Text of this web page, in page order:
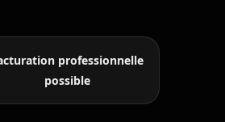
professionnelle
possible